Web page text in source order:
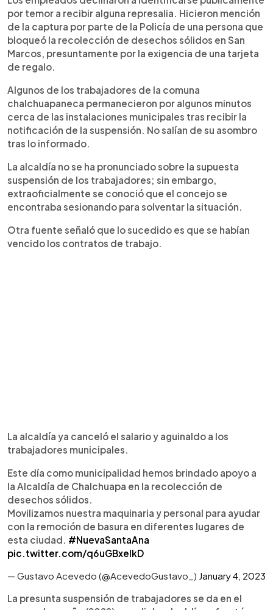
por temor a recibir alguna represalia. Hicieron mención
de la captura por parte de la Policía de una persona que
bloqueó la recolección de desechos sólidos en San
Marcos, presuntamente por la exigencia de una tarjeta
de regalo.
Algunos de los trabajadores de la comuna
chalchuapaneca permanecieron por algunos minutos
cerca de las instalaciones municipales tras recibir la
notificación de la suspensión. No salían de su asombro
tras lo informado.
La alcaldía no se ha pronunciado sobre la supuesta
suspensión de los trabajadores; sin embargo,
extraoficialmente se conoció que el concejo se
encontraba sesionando para solventar la situación.
Otra fuente señaló que lo sucedido es que se habían
vencido los contratos de trabajo.
La alcaldía ya canceló el salario y aguinaldo a los
trabajadores municipales.
Este día como municipalidad hemos brindado apoyo a
la Alcaldía de Chalchuapa en la recolección de
desechos sólidos.
Movilizamos nuestra maquinaria y personal para ayudar
con la remoción de basura en diferentes lugares de
esta ciudad. #NuevaSantaAna
pic.twitter.com/q6uGBxelkD
— Gustavo Acevedo (@AcevedoGustavo_) January 4, 2023
La presunta suspensión de trabajadores se da en el